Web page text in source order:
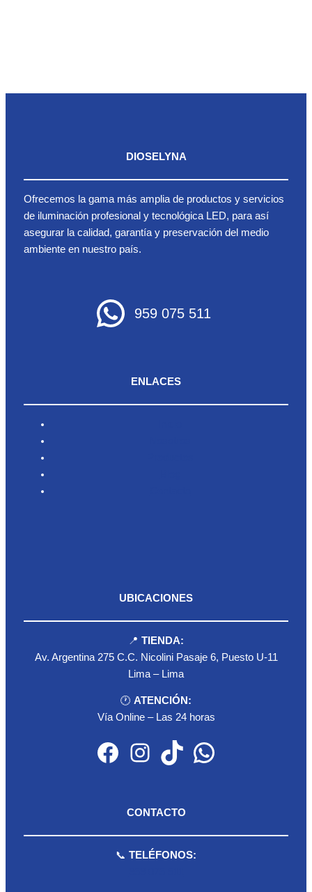
DIOSELYNA
Ofrecemos la gama más amplia de productos y servicios
de iluminación profesional y tecnológica LED, para así
asegurar la calidad, garantía y preservación del medio
ambiente en nuestro país.
959 075 511
ENLACES
UBICACIONES
📍 TIENDA:
Av. Argentina 275 C.C. Nicolini Pasaje 6, Puesto U-11
Lima – Lima
🕐 ATENCIÓN:
Vía Online – Las 24 horas
Facebook Instagram TikTok WhatsApp
CONTACTO
📞 TELÉFONOS: